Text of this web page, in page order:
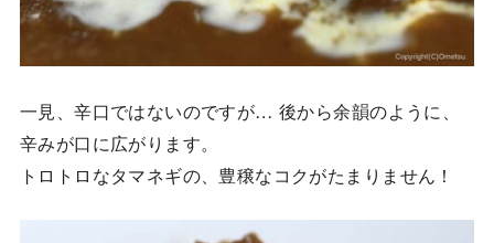
一見、辛口ではないのですが… 後から余韻のように、
辛みが口に広がります。
トロトロなタマネギの、豊穣なコクがたまりません！